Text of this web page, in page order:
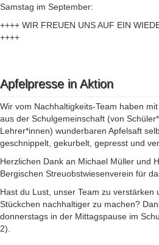
Samstag im September:
++++ WIR FREUEN UNS AUF EIN
++++
Apfelpresse in Aktion
Wir vom Nachhaltigkeits-Team haben
aus der Schulgemeinschaft (von
Lehrer*innen) wunderbaren Apfelsaft
geschnippelt, gekurbelt, gepresst und
Herzlichen Dank an Michael Müller und
Bergischen Streuobstwiesenverein für
Hast du Lust, unser Team zu verstärken
Stückchen nachhaltiger zu machen?
donnerstags in der Mittagspause im
2).